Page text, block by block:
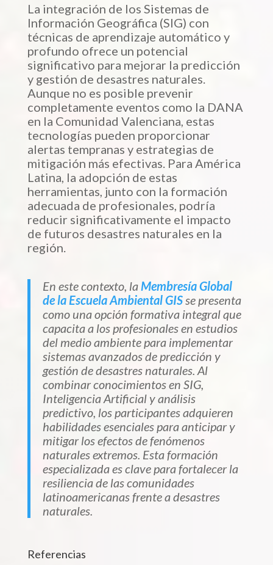
La integración de los Sistemas de
Información Geográfica (SIG) con
técnicas de aprendizaje automático y
profundo ofrece un potencial
significativo para mejorar la predicción
y gestión de desastres naturales.
Aunque no es posible prevenir
completamente eventos como la DANA
en la Comunidad Valenciana, estas
tecnologías pueden proporcionar
alertas tempranas y estrategias de
mitigación más efectivas. Para América
Latina, la adopción de estas
herramientas, junto con la formación
adecuada de profesionales, podría
reducir significativamente el impacto
de futuros desastres naturales en la
región.
En este contexto, la Membresía Global
de la Escuela Ambiental GISse presenta
como una opción formativa integral que
capacita a los profesionales en estudios
del medio ambiente para implementar
sistemas avanzados de predicción y
gestión de desastres naturales. Al
combinar conocimientos en SIG,
Inteligencia Artificial y análisis
predictivo, los participantes adquieren
habilidades esenciales para anticipar y
mitigar los efectos de fenómenos
naturales extremos. Esta formación
especializada es clave para fortalecer la
resiliencia de las comunidades
latinoamericanas frente a desastres
naturales.
Referencias